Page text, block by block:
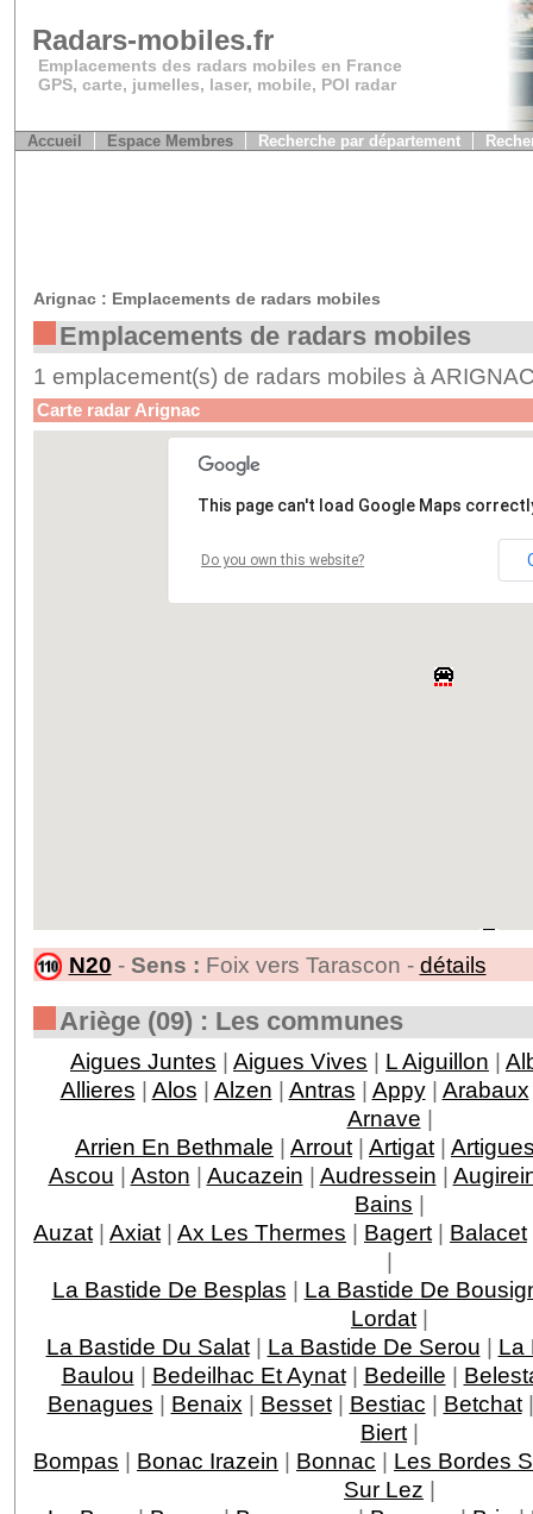
Radars-mobiles.fr
Emplacements des radars mobiles en France
GPS, carte, jumelles, laser, mobile, POI radar
Accueil Espace Membres Recherche par département
Arignac : Emplacements de radars mobiles
Emplacements de radars mobiles
1 emplacement(s) de radars mobiles à
Carte radar Arignac
This page can't load Google Maps
Do you own this website?
N20 - Sens : Foix vers Tarascon - détails
Ariège (09) : Les communes
Aigues Juntes | Aigues Vives | L Aiguillon |
Allieres | Alos | Alzen | Antras | Appy| Arabaux
Arnave |
Arrien En Bethmale | Arrout | Artigat |
Ascou | Aston | Aucazein | Audressein |
Bains |
Auzat | Axiat | Ax Les Thermes | Bagert | Balacet
|
La Bastide De Besplas | La Bastide De
Lordat |
La Bastide Du Salat| La Bastide De Serou | La
Baulou | Bedeilhac Et Aynat| Bedeille |
Benagues | Benaix | Besset| Bestiac | Betchat
Biert |
Bompas | Bonac Irazein | Bonnac | Les Bordes
Sur Lez |